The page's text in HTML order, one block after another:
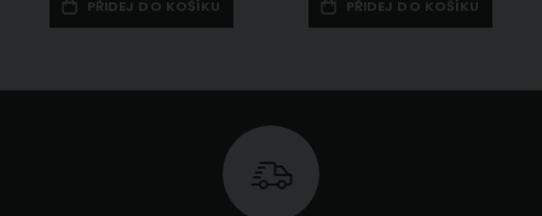
PŘIDEJ DO KOŠÍKU PŘIDEJ DO KOŠÍKU